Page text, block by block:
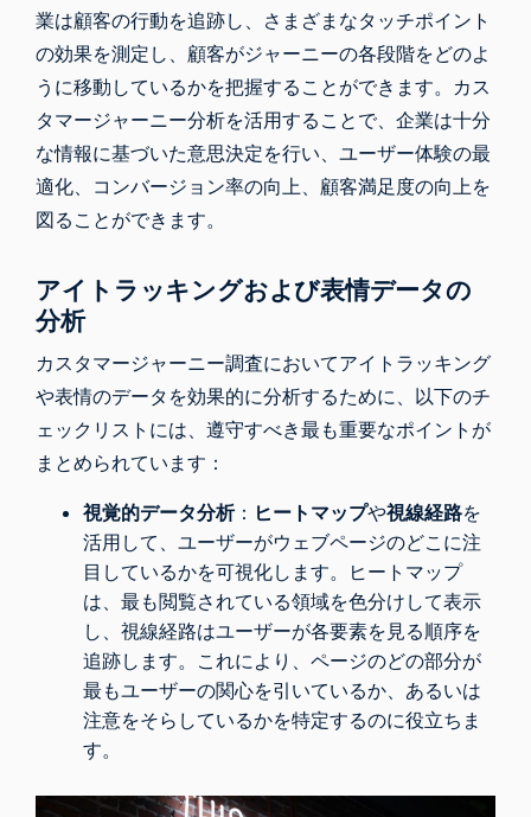
業は顧客の行動を追跡し、さまざまなタッチポイント
の効果を測定し、顧客がジャーニーの各段階をどのよ
うに移動しているかを把握することができます。カス
タマージャーニー分析を活用することで、企業は十分
な情報に基づいた意思決定を行い、ユーザー体験の最
適化、コンバージョン率の向上、顧客満足度の向上を
図ることができます。
アイトラッキングおよび表情データの
分析
カスタマージャーニー調査においてアイトラッキング
や表情のデータを効果的に分析するために、以下のチ
ェックリストには、遵守すべき最も重要なポイントが
まとめられています：
視覚的データ分析： ヒートマップや視線経路を
活用して、ユーザーがウェブページのどこに注
目しているかを可視化します。ヒートマップ
は、最も閲覧されている領域を色分けして表示
し、視線経路はユーザーが各要素を見る順序を
追跡します。これにより、ページのどの部分が
最もユーザーの関心を引いているか、あるいは
注意をそらしているかを特定するのに役立ちま
す。